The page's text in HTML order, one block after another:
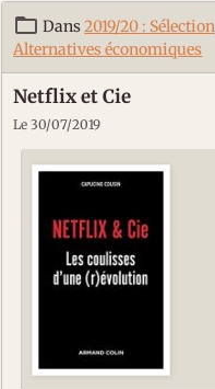
Dans2019/20 : Sélection
Alternatives économiques
Netflix et Cie
Le 30/07/2019